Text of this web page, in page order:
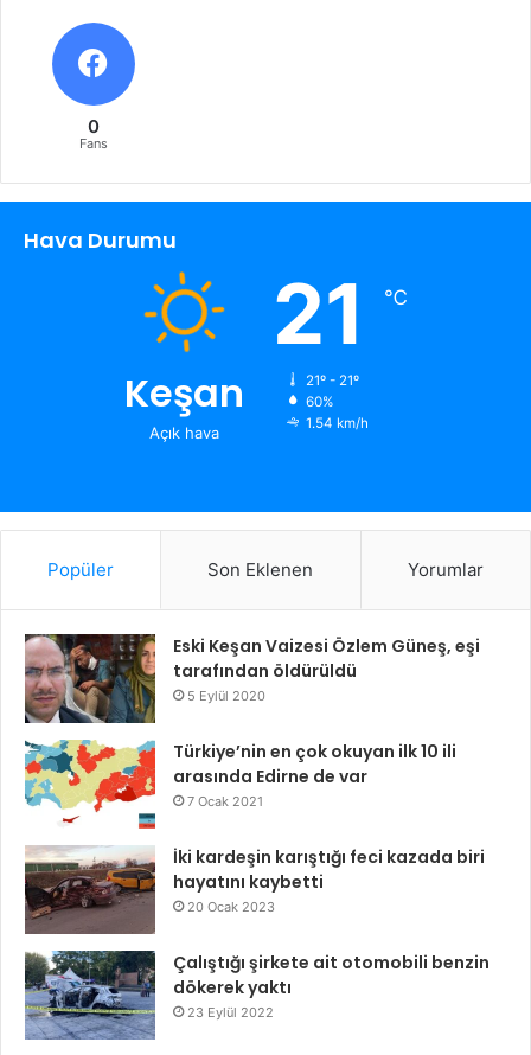
0
Fans
Hava Durumu
Keşan
Açık hava
21 ℃
21º - 21º
60%
1.54 km/h
Popüler Son Eklenen Yorumlar
Eski Keşan Vaizesi Özlem Güneş, eşi
tarafından öldürüldü
5 Eylül 2020
Türkiye’nin en çok okuyan ilk 10 ili
arasında Edirne de var
7 Ocak 2021
İki kardeşin karıştığı feci kazada biri
hayatını kaybetti
20 Ocak 2023
Çalıştığı şirkete ait otomobili benzin
dökerek yaktı
23 Eylül 2022